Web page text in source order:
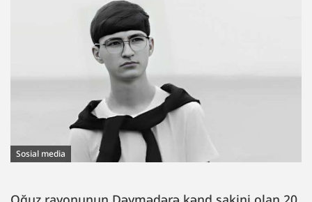
Sosial media